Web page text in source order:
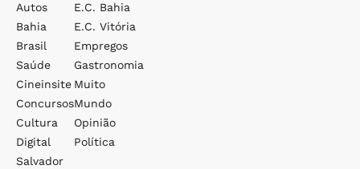
Autos
Bahia
Brasil
Saúde
Cineinsite
Concursos
Cultura
Digital
Salvador
E.c. Bahia
E.c. Vitória
Empregos
Gastronomia
Muito
Mundo
Opinião
Política